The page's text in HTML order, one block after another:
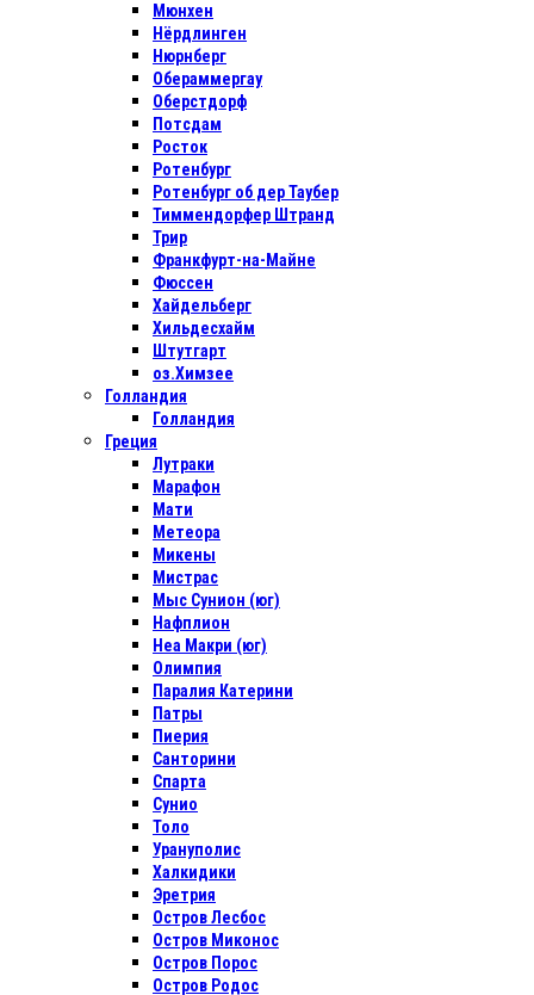
Мюнхен
Нёрдлинген
Нюрнберг
Обераммергау
Оберстдорф
Потсдам
Росток
Ротенбург
Ротенбург об дер Таубер
Тиммендорфер Штранд
Трир
Франкфурт-на-Майне
Фюссен
Хайдельберг
Хильдесхайм
Штутгарт
оз.Химзее
Голландия
Голландия
Греция
Лутраки
Марафон
Мати
Метеора
Микены
Мистрас
Мыс Сунион (юг)
Нафплион
Неа Макри (юг)
Олимпия
Паралия Катерини
Патры
Пиерия
Санторини
Спарта
Сунио
Толо
Урануполис
Халкидики
Эретрия
Остров Лесбос
Остров Миконос
Остров Порос
Остров Родос